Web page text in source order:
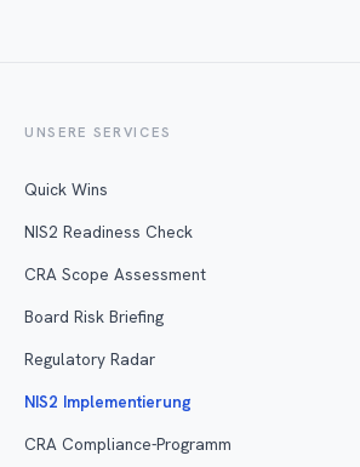
UNSERE SERVICES
Quick Wins
NIS2 Readiness Check
CRA Scope Assessment
Board Risk Briefing
Regulatory Radar
NIS2 Implementierung
CRA Compliance-Programm